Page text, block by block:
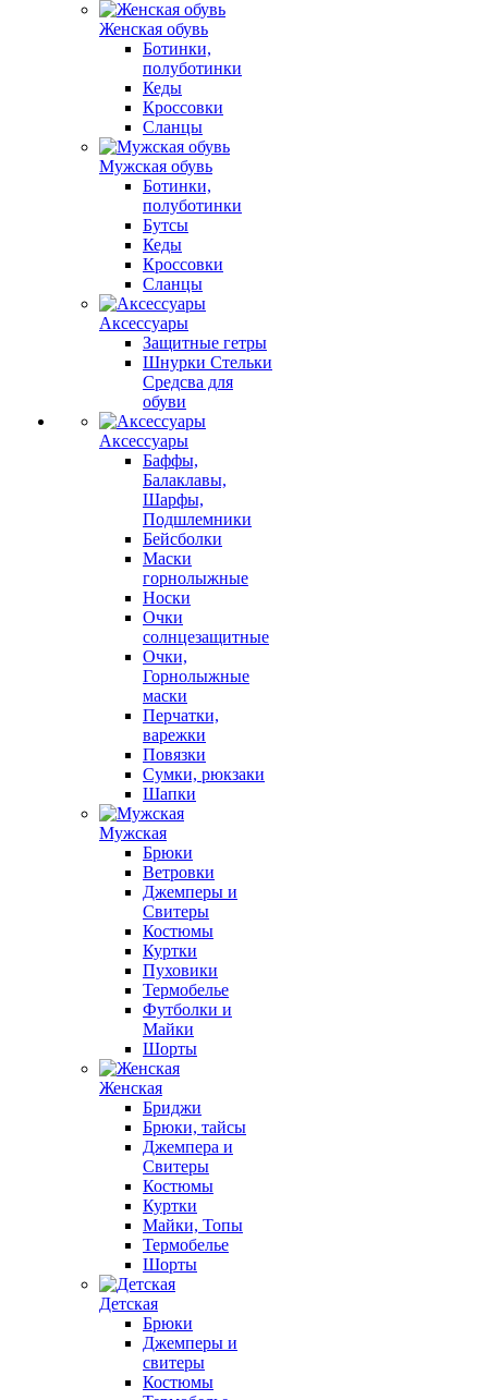
Женская обувь
Ботинки,
полуботинки
Кеды
Кроссовки
Сланцы
Мужская обувь
Ботинки,
полуботинки
Бутсы
Кеды
Кроссовки
Сланцы
Аксессуары
Защитные гетры
Шнурки Стельки
Средсва для
обуви
Аксессуары
Баффы,
Балаклавы,
Шарфы,
Подшлемники
Бейсболки
Маски
горнолыжные
Носки
Очки
солнцезащитные
Очки,
Горнолыжные
маски
Перчатки,
варежки
Повязки
Сумки, рюкзаки
Шапки
Мужская
Брюки
Ветровки
Джемперы и
Свитеры
Костюмы
Куртки
Пуховики
Термобелье
Футболки и
Майки
Шорты
Женская
Бриджи
Брюки, тайсы
Джемпера и
Свитеры
Костюмы
Куртки
Майки, Топы
Термобелье
Шорты
Детская
Брюки
Джемперы и
свитеры
Костюмы